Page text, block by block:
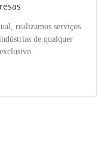
realizamos serviços
de qualquer